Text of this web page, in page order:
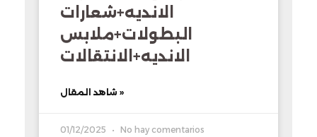
الانديه+شعارات
البطولات+ملابس
الانديه+الانتقالات
شاهد المقال »
01/12/2025 No hay comentarios